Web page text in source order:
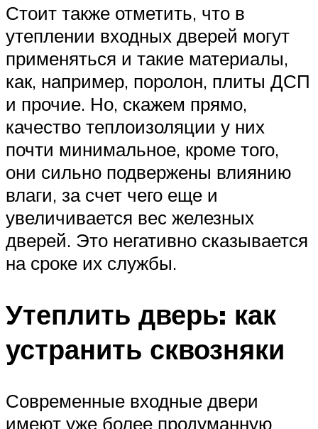
Стоит также отметить, что в
утеплении входных дверей могут
применяться и такие материалы,
как, например, поролон, плиты ДСП
и прочие. Но, скажем прямо,
качество теплоизоляции у них
почти минимальное, кроме того,
они сильно подвержены влиянию
влаги, за счет чего еще и
увеличивается вес железных
дверей. Это негативно сказывается
на сроке их службы.
Утеплить дверь: как
устранить сквозняки
Современные входные двери
имеют уже более продуманную